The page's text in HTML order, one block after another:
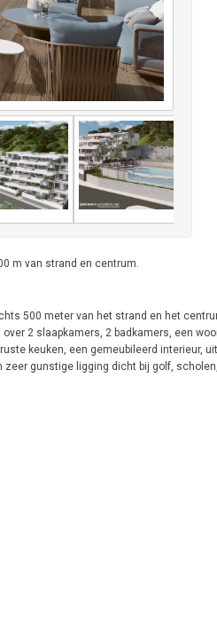
m van strand en centrum.
500 meter van het strand en het
2 slaapkamers, 2 badkamers, een
keuken, een gemeubileerd interieur,
gunstige ligging dicht bij golf,